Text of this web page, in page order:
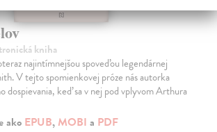
kniha
najintímnejšou spoveďou legendárnej
V tejto spomienkovej próze nás autorka
dospievania, keď sa v nej pod vplyvom Arthura
ako EPUB, MOBI a PDF